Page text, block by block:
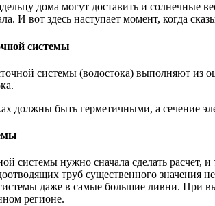
дома могут доставить и солнечные
И вот здесь наступает момент, когда
системы
системы (водостока) выполняют из
должны быть герметичными, а сечение
системы нужно сначала сделать расчет,
труб существенного значения
даже в самые большие ливни. При
регионе.